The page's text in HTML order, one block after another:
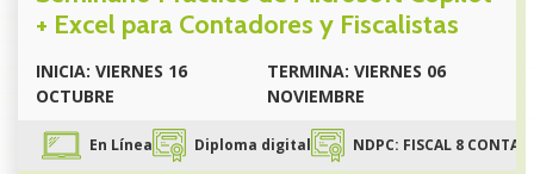
+ Excel para Contadores y Fiscalistas
INICIA: VIERNES 16
OCTUBRE
TERMINA: VIERNES 06
NOVIEMBRE
En Línea Diploma digital NDPC: FISCAL 8